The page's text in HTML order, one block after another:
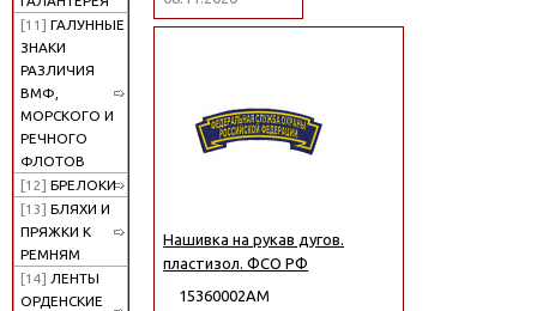
[11] ГАЛУННЫЕ
ЗНАКИ
РАЗЛИЧИЯ
ВМФ,
МОРСКОГО И
РЕЧНОГО
ФЛОТОВ
[12] БРЕЛОКИ
[13] БЛЯХИ И
ПРЯЖКИ К
РЕМНЯМ
[14] ЛЕНТЫ
ОРДЕНСКИЕ
Нашивка на рукав дугов.
пластизол. ФСО РФ
15360002АМ